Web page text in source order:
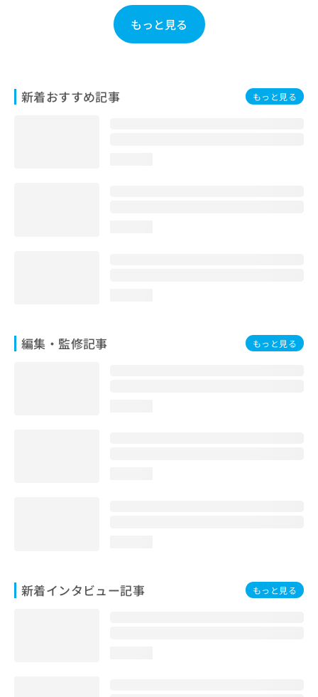
もっと見る
新着おすすめ記事 もっと見る
編集・監修記事 もっと見る
新着インタビュー記事 もっと見る